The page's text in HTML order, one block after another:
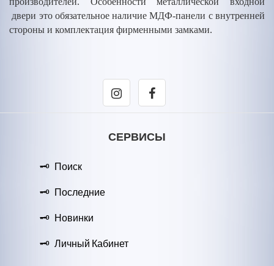
двери это обязательное наличие МДФ-панели с внутренней
стороны и комплектация фирменными замками.
СЕРВИСЫ
Поиск
Последние
Новинки
Личный Кабинет